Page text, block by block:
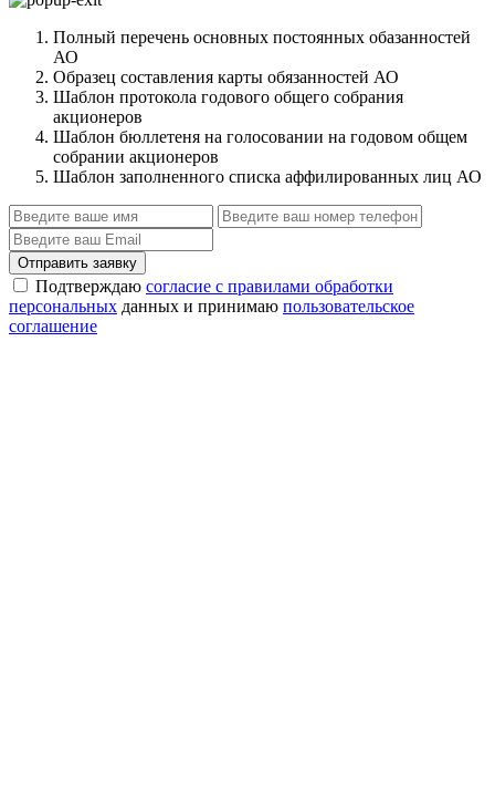
Полный перечень основных постоянных обазанностей
АО
Образец составления карты обязанностей АО
Шаблон протокола годового общего собрания
акционеров
Шаблон бюллетеня на голосовании на годовом общем
собрании акционеров
Шаблон заполненного списка аффилированных лиц АО
Отправить заявку
Подтверждаю согласие с правилами обработки
персональных данных и принимаю пользовательское
соглашение